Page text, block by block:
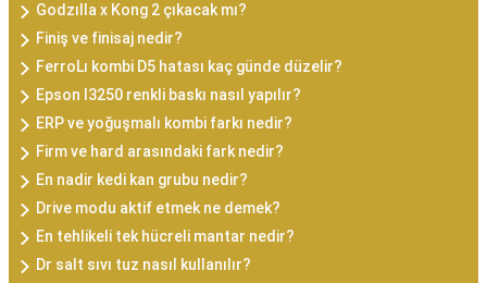
Godzılla x Kong 2 çıkacak mı?
Finiş ve finisaj nedir?
FerroLı kombi D5 hatası kaç günde düzelir?
Epson l3250 renkli baskı nasıl yapılır?
ERP ve yoğuşmalı kombi farkı nedir?
Firm ve hard arasındaki fark nedir?
En nadir kedi kan grubu nedir?
Drive modu aktif etmek ne demek?
En tehlikeli tek hücreli mantar nedir?
Dr salt sıvı tuz nasıl kullanılır?